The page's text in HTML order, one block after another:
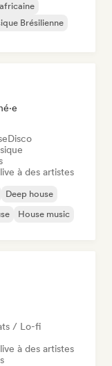
Brésilienne
Disco
à des artistes
Deep house
House music
/ Lo-fi
à des artistes